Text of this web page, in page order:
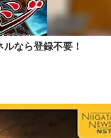
なら登録不要！